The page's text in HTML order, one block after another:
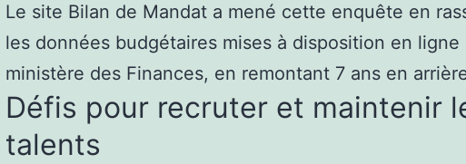
Le site Bilan de Mandat a mené cette enquête en
les données budgétaires mises à disposition en ligne
ministère des Finances, en remontant 7 ans en
Défis pour recruter et maintenir
talents